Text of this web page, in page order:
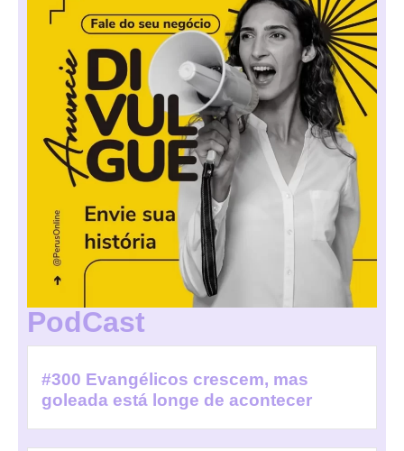
PodCast
#300 Evangélicos crescem, mas
goleada está longe de acontecer